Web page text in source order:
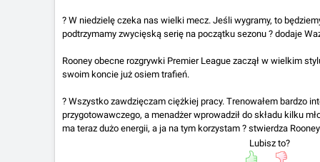
? W niedzielę czeka nas wielki mecz. Jeśli wygramy, to
podtrzymamy zwycięską serię na początku sezonu ? dodaje
Rooney obecne rozgrywki Premier League zaczął w wielkim
swoim koncie już osiem trafień.
? Wszystko zawdzięczam ciężkiej pracy. Trenowałem bardzo
przygotowawczego, a menadżer wprowadził do składu kilku
ma teraz dużo energii, a ja na tym korzystam ? stwierdza
Lubisz to?